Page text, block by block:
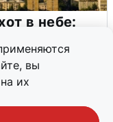
вы
на их
в небе: